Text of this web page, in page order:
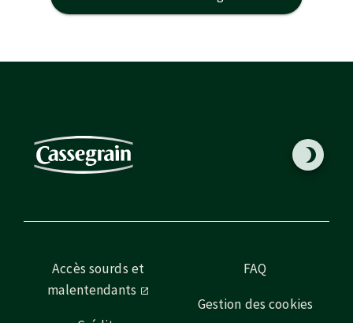
Accès sourds et
malentendants
FAQ
Gestion des cookies